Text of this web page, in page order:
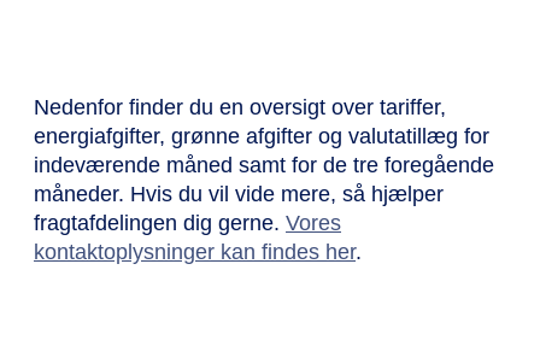
Nedenfor finder du en oversigt over tariffer,
energiafgifter, grønne afgifter og valutatillæg for
indeværende måned samt for de tre foregående
måneder. Hvis du vil vide mere, så hjælper
fragtafdelingen dig gerne. Vores
kontaktoplysninger kan findes her.